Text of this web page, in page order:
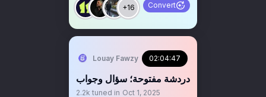
+16 Convert
Louay Fawzy 02:04:47
‏‏‏دردشة مفتوحة؛ سؤال وجواب
2.2k tuned in Oct 1, 2025